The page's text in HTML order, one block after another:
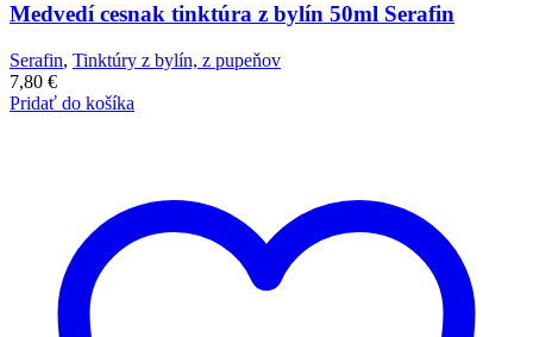
Medvedí cesnak tinktúra z bylín 50ml Serafin
Serafin, Tinktúry z bylín, z pupeňov
7,80 €
Pridať do košíka